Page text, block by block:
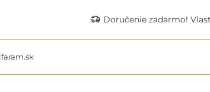
delivery_truck_speed Doručenie zadarmo!